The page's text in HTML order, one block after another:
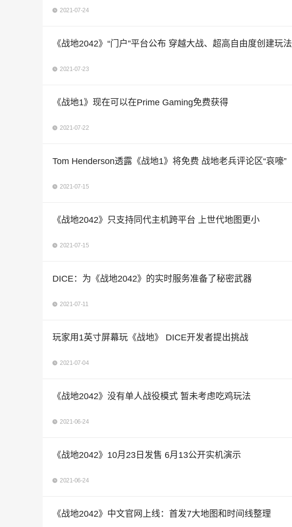
2021-07-24
《战地2042》“门户”平台公布 穿越大战、超高自由度创建玩法
2021-07-23
《战地1》现在可以在Prime Gaming免费获得
2021-07-22
Tom Henderson透露《战地1》将免费 战地老兵评论区“哀嚎”
2021-07-15
《战地2042》只支持同代主机跨平台 上世代地图更小
2021-07-15
DICE：为《战地2042》的实时服务准备了秘密武器
2021-07-11
玩家用1英寸屏幕玩《战地》 DICE开发者提出挑战
2021-07-04
《战地2042》没有单人战役模式 暂未考虑吃鸡玩法
2021-06-24
《战地2042》10月23日发售 6月13公开实机演示
2021-06-24
《战地2042》中文官网上线：首发7大地图和时间线整理